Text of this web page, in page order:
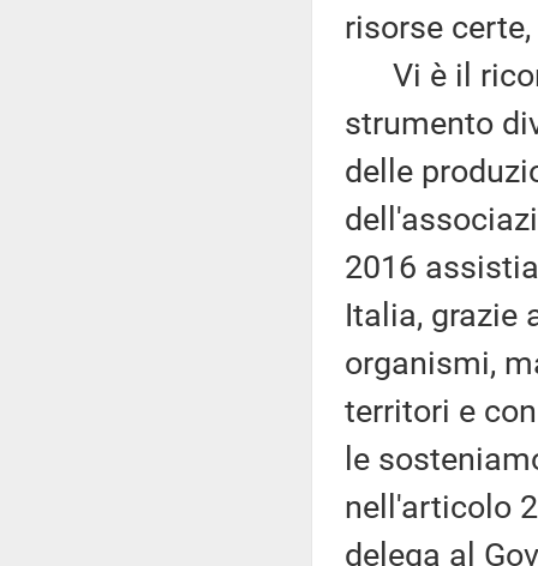
risorse
Vi è il
strumento
delle
2016
Italia, grazie
organismi,
territori e
le
nell'articolo
delega al